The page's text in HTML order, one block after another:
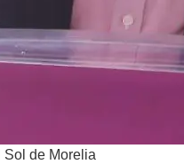
Sol de Morelia